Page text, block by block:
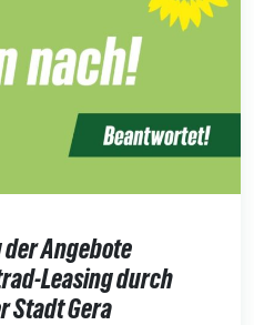
Angebote
Leasing durch
Stadt Gera